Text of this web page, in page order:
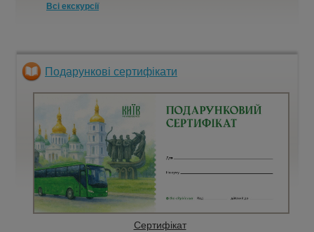
Всі екскурсії
Подарункові сертифікати
Сертифікат